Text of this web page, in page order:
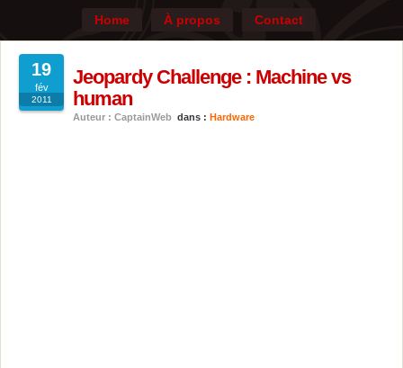
Home
À propos Contact
19
fév
2011
Jeopardy Challenge : Machine vs
human
Auteur : CaptainWeb dans : Hardware